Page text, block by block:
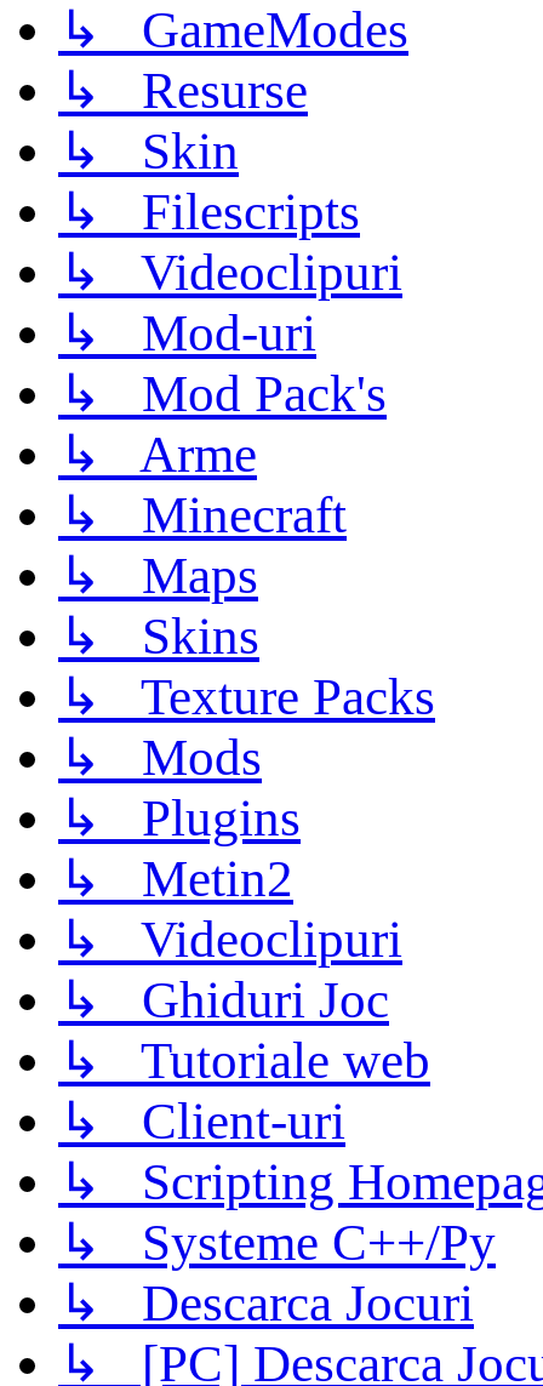
↳ GameModes
↳ Resurse
↳ Skin
↳ Filescripts
↳ Videoclipuri
↳ Mod-uri
↳ Mod Pack's
↳ Arme
↳ Minecraft
↳ Maps
↳ Skins
↳ Texture Packs
↳ Mods
↳ Plugins
↳ Metin2
↳ Videoclipuri
↳ Ghiduri Joc
↳ Tutoriale web
↳ Client-uri
↳ Scripting
↳ Systeme C++/Py
↳ Descarca Jocuri
↳ [PC] Descarca